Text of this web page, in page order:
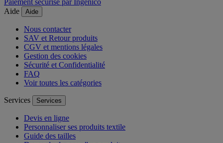
Paiement sécurisé par Ingenico
Aide
Aide
Nous contacter
SAV et Retour produits
CGV et mentions légales
Gestion des cookies
Sécurité et Confidentialité
FAQ
Voir toutes les catégories
Services Services
Devis en ligne
Personnaliser ses produits textile
Guide des tailles